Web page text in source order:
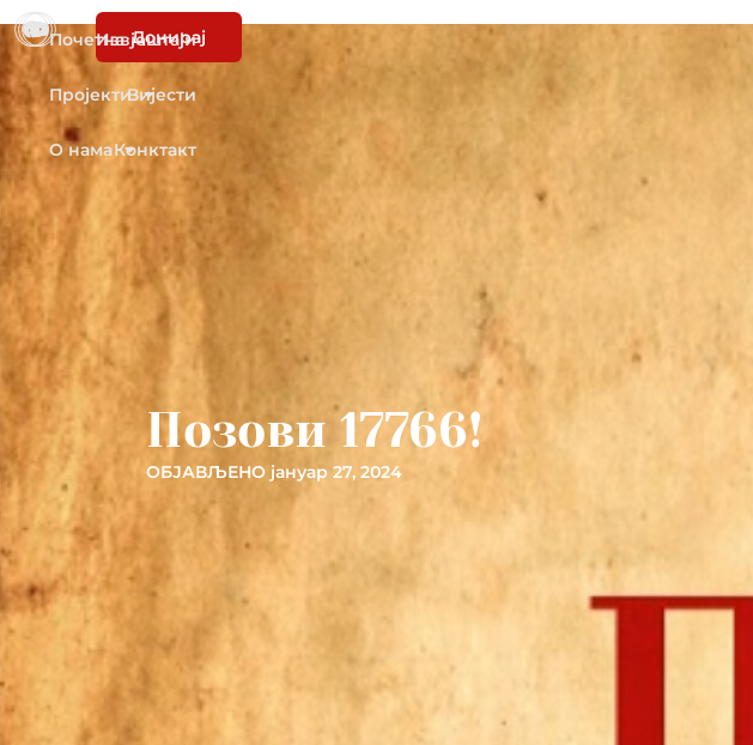
Почетна
Пројекти
О нама
Извјештаји
Вијести
Конктакт
Донирај
Позови 17766!
ОБЈАВЉЕНО јануар 27, 2024